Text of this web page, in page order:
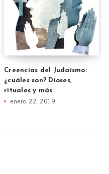
Creencias del Judaísmo:
¿cuáles son? Dioses,
rituales y más
enero 22, 2019